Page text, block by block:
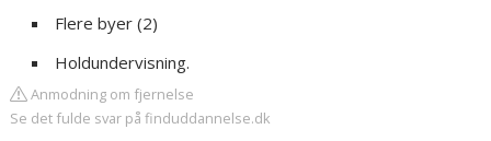
Flere byer (2)
Holdundervisning.
Anmodning om fjernelse
Se det fulde svar på finduddannelse.dk